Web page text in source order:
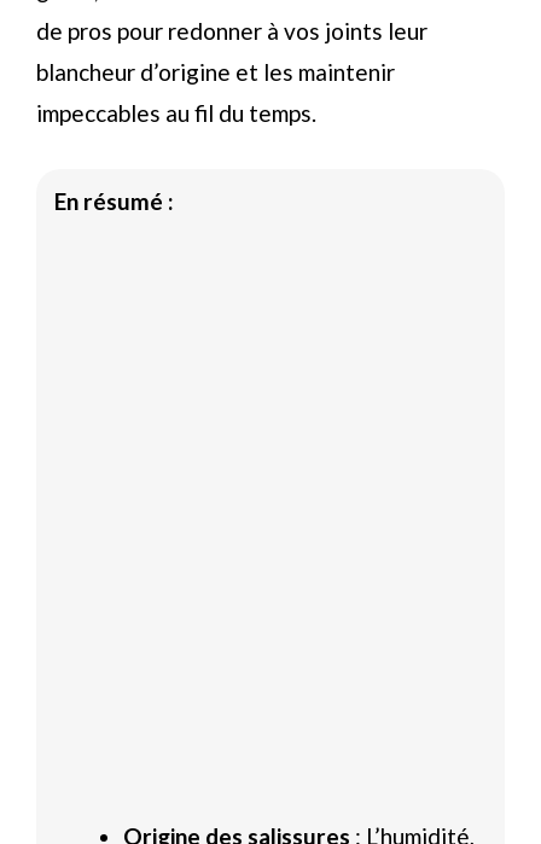
de pros pour redonner à vos joints leur
blancheur d’origine et les maintenir
impeccables au fil du temps.
En résumé :
Origine des salissures : L’humidité,